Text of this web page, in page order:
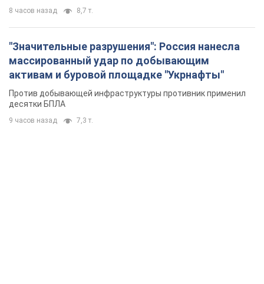
8 часов назад 8,7 т.
"Значительные разрушения": Россия нанесла
массированный удар по добывающим
активам и буровой площадке "Укрнафты"
Против добывающей инфраструктуры противник применил
десятки БПЛА
9 часов назад 7,3 т.